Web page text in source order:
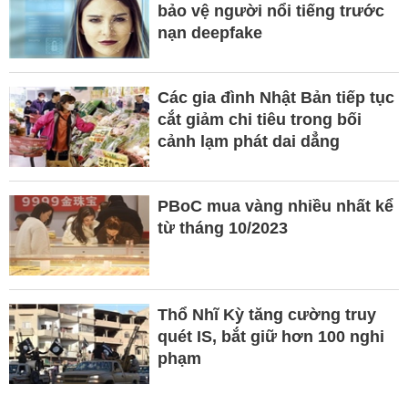
bảo vệ người nổi tiếng trước
nạn deepfake
Các gia đình Nhật Bản tiếp tục
cắt giảm chi tiêu trong bối
cảnh lạm phát dai dẳng
PBoC mua vàng nhiều nhất kể
từ tháng 10/2023
Thổ Nhĩ Kỳ tăng cường truy
quét IS, bắt giữ hơn 100 nghi
phạm